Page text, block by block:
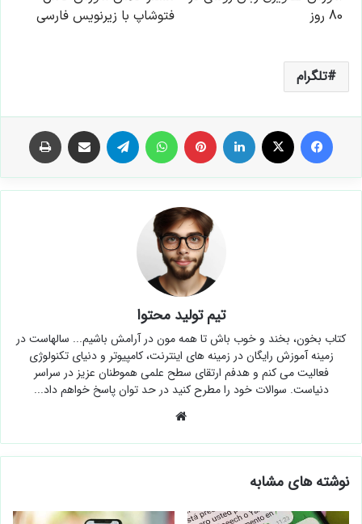
تلگرام
فیس بوک لینکدین ‫پین‌ترست تلگرام اشتراک گذاری از طریق ایمیل
تیم تولید محتوا
کتاب بخون، بخند و خوب باش تا همه مون در آرامش باشیم... سالهاست در
زمینه آموزش رایگان در زمینه های اینترنت، کامپیوتر و دنیای تکنولوژی
فعالیت می کنم و هدفم ارتقای سطح علمی هموطنان عزیز در سراسر
دنیاست. سوالات خود را مطرح کنید در حد توان پاسخ خواهم داد...
نوشته های مشابه